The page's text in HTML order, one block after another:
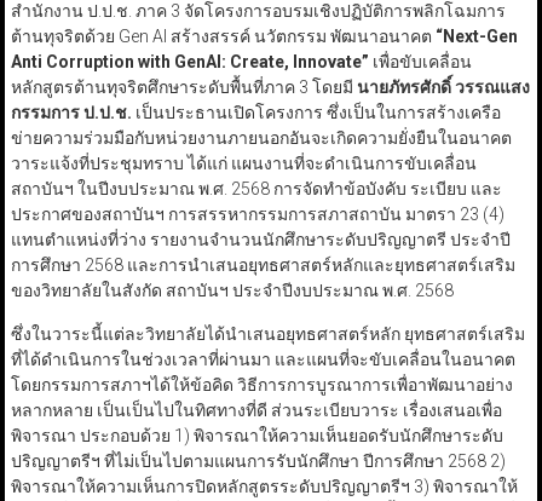
สำนักงาน ป.ป.ช. ภาค 3 จัดโครงการอบรมเชิงปฏิบัติการพลิกโฉมการ
ต้านทุจริตด้วย Gen AI สร้างสรรค์ นวัตกรรม พัฒนาอนาคต “Next-Gen
Anti Corruption with GenAI: Create, Innovate” เพื่อขับเคลื่อน
หลักสูตรต้านทุจริตศึกษาระดับพื้นที่ภาค 3 โดยมี นายภัทรศักดิ์ วรรณแสง
กรรมการ ป.ป.ช. เป็นประธานเปิดโครงการ ซึ่งเป็นในการสร้างเครือ
ข่ายความร่วมมือกับหน่วยงานภายนอกอันจะเกิดความยั่งยืนในอนาคต
วาระแจ้งที่ประชุมทราบ ได้แก่ แผนงานที่จะดำเนินการขับเคลื่อน
สถาบันฯ ในปีงบประมาณ พ.ศ. 2568 การจัดทำข้อบังคับ ระเบียบ และ
ประกาศของสถาบันฯ การสรรหากรรมการสภาสถาบัน มาตรา 23 (4)
แทนตำแหน่งที่ว่าง รายงานจำนวนนักศึกษาระดับปริญญาตรี ประจำปี
การศึกษา 2568 และการนำเสนอยุทธศาสตร์หลักและยุทธศาสตร์เสริม
ของวิทยาลัยในสังกัด สถาบันฯ ประจำปีงบประมาณ พ.ศ. 2568
ซึ่งในวาระนี้แต่ละวิทยาลัยได้นำเสนอยุทธศาสตร์หลัก ยุทธศาสตร์เสริม
ที่ได้ดำเนินการในช่วงเวลาที่ผ่านมา และแผนที่จะขับเคลื่อนในอนาคต
โดยกรรมการสภาฯได้ให้ข้อคิด วิธีการการบูรณาการเพื่อาพัฒนาอย่าง
หลากหลาย เป็นเป็นไปในทิศทางที่ดี ส่วนระเบียบวาระ เรื่องเสนอเพื่อ
พิจารณา ประกอบด้วย 1) พิจารณาให้ความเห็นยอดรับนักศึกษาระดับ
ปริญญาตรีฯ ที่ไม่เป็นไปตามแผนการรับนักศึกษา ปีการศึกษา 2568 2)
พิจารณาให้ความเห็นการปิดหลักสูตรระดับปริญญาตรีฯ 3) พิจารณาให้